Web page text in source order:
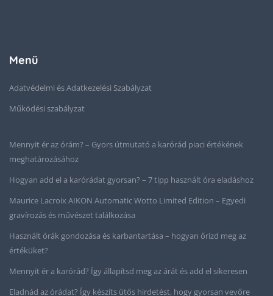
Menü
Adatvédelmi és Adatkezelési Szabályzat
Működési szabályzat
Mennyit ér az órám? – Gyors útmutató a karórád piaci értékének
meghatározásához
Hogyan add el a karórádat gyorsan? – 7 tipp használt óra eladáshoz
Maurice Lacroix AIKON Automatic Wotto Limited Edition – Egyedi
gravírozás és művészet találkozása
Használt órák gondozása és karbantartása – hogyan őrizd meg az
értéküket?
Mennyit ér a karórád? Így állapítsd meg az árát és add el sikeresen
Eladnád az órádat? Így készíts ütős hirdetést, hogy gyorsan vevőre